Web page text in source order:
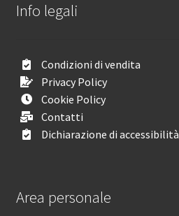
Info legali
Condizioni di vendita
Privacy Policy
Cookie Policy
Contatti
Dichiarazione di accessibilità
Area personale